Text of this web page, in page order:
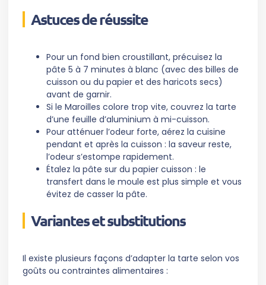
Astuces de réussite
Pour un fond bien croustillant, précuisez la
pâte 5 à 7 minutes à blanc (avec des billes de
cuisson ou du papier et des haricots secs)
avant de garnir.
Si le Maroilles colore trop vite, couvrez la tarte
d’une feuille d’aluminium à mi-cuisson.
Pour atténuer l’odeur forte, aérez la cuisine
pendant et après la cuisson : la saveur reste,
l’odeur s’estompe rapidement.
Étalez la pâte sur du papier cuisson : le
transfert dans le moule est plus simple et vous
évitez de casser la pâte.
Variantes et substitutions
Il existe plusieurs façons d’adapter la tarte selon vos
goûts ou contraintes alimentaires :